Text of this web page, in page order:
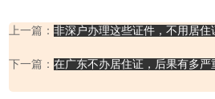
上一篇： 非深户办理这些证件，不用居住
下一篇： 在广东不办居住证，后果有多严